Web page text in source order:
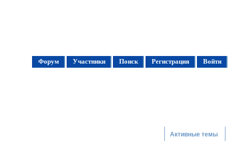
Форум Участники Поиск Регистрация Войти
Активные темы